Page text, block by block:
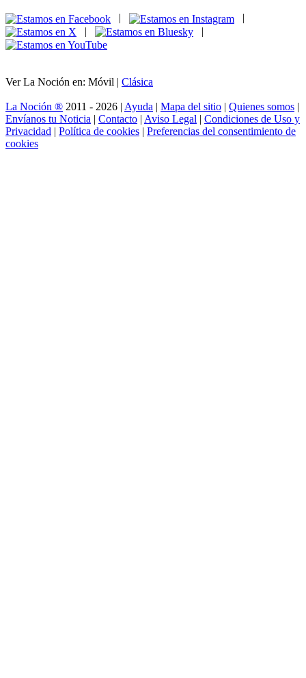
|
|
Ver La Noción en: Móvil | Clásica
La Noción ® 2011 - 2026 | Ayuda | Mapa del sitio | Quienes somos |
Envíanos tu Noticia | Contacto | Aviso Legal | Condiciones de Uso y
Privacidad | Política de cookies | Preferencias del consentimiento de
cookies